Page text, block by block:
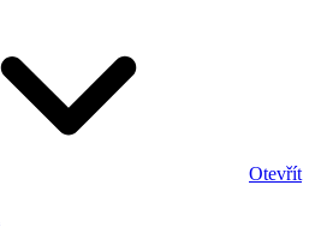
Otevřít